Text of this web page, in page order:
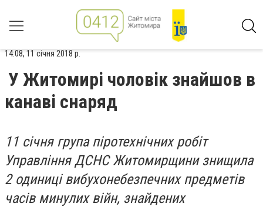
14:08, 11 січня 2018 р.
У Житомирі чоловік знайшов в
канаві снаряд
11 січня група піротехнічних робіт
Управління ДСНС Житомирщини знищила
2 одиниці вибухонебезпечних предметів
часів минулих війн, знайдених